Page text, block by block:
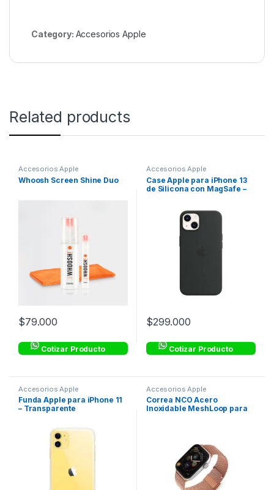
Category: Accesorios Apple
Related products
Accesorios Apple
Whoosh Screen Shine Duo
$79.000
Cotizar Producto
Accesorios Apple
Case Apple para iPhone 13
de Silicona con MagSafe –
$299.000
Cotizar Producto
Accesorios Apple
Funda Apple para iPhone 11
– Transparente
Accesorios Apple
Correa NCO Acero
Inoxidable MeshLoop para